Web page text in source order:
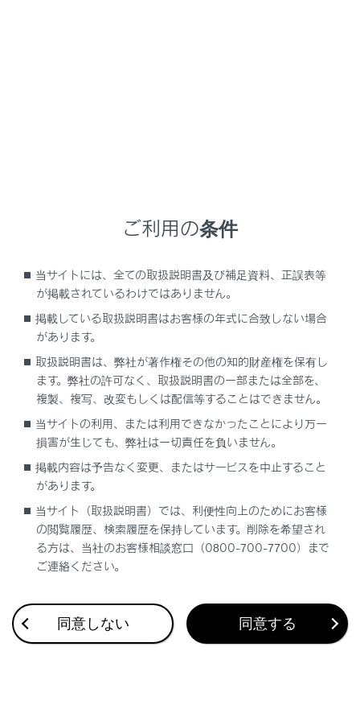
ず次のことを確認してください。
点検整備
フロアマットを固定するには
合わせて見られているページ
オートアラーム
シートベルト
イモビライザーシステム
このページは役に立ちましたか？
ご利用の条件
当サイトには、全ての取扱説明書及び補足資料、正誤表等
が掲載されているわけではありません。
掲載している取扱説明書はお客様の年式に合致しない場合
があります。
取扱説明書は、弊社が著作権その他の知的財産権を保有し
ます。弊社の許可なく、取扱説明書の一部または全部を、
複製、複写、改変もしくは配信等することはできません。
当サイトの利用、または利用できなかったことにより万一
損害が生じても、弊社は一切責任を負いません。
掲載内容は予告なく変更、またはサービスを中止すること
があります。
当サイト（取扱説明書）では、利便性向上のためにお客様
の閲覧履歴、検索履歴を保持しています。削除を希望され
る方は、当社のお客様相談窓口（0800-700-7700）まで
ご連絡ください。
同意しない 同意する